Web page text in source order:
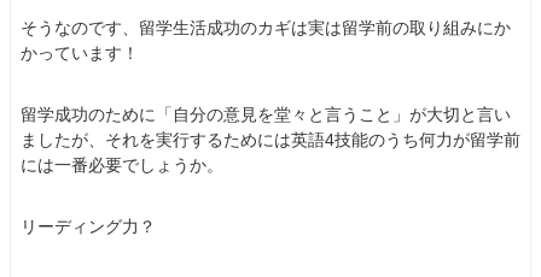
そうなのです、留学生活成功のカギは実は留学前の取り組みにか
かっています！
留学成功のために「自分の意見を堂々と言うこと」が大切と言い
ましたが、それを実行するためには英語4技能のうち何力が留学前
には一番必要でしょうか。
リーディング力？